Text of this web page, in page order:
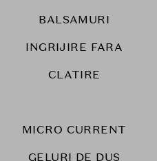
BALSAMURI
INGRIJIRE FARA
CLATIRE
MICRO CURRENT
GELURI DE DUS